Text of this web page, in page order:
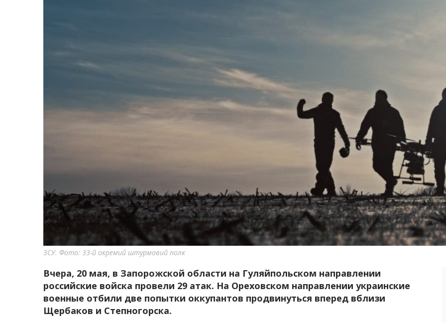
ЗСУ. Фото: 33-й окремий штурмовий полк
Вчера, 20 мая, в Запорожской области на Гуляйпольском направлении
российские войска провели 29 атак. На Ореховском направлении украинские
военные отбили две попытки оккупантов продвинуться вперед вблизи
Щербаков и Степногорска.